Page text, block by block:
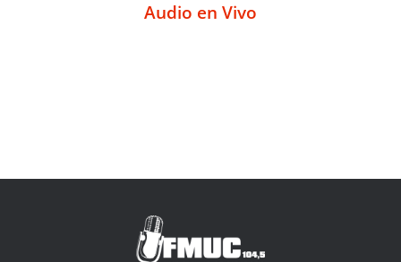
Audio en Vivo